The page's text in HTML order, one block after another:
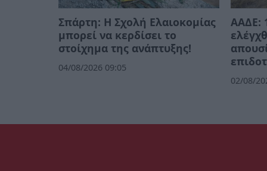
Σπάρτη: Η Σχολή Ελαιοκομίας
μπορεί να κερδίσει το
στοίχημα της ανάπτυξης!
04/08/2026 09:05
ΑΑΔΕ:
02/08/